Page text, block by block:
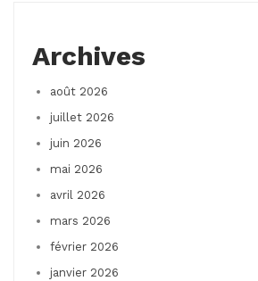
Archives
août 2026
juillet 2026
juin 2026
mai 2026
avril 2026
mars 2026
février 2026
janvier 2026